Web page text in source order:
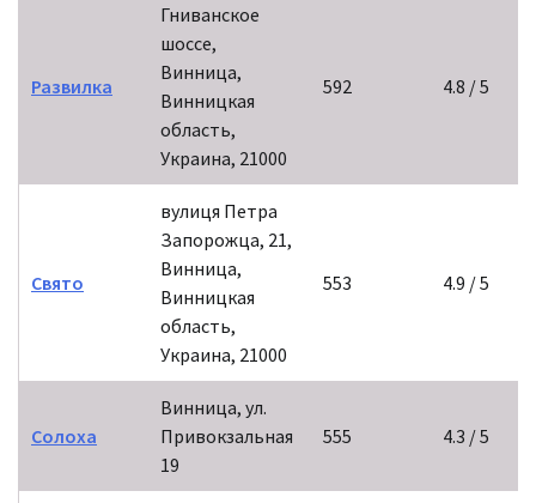
Развилка
Гниванское
шоссе,
Винница,
Винницкая
область,
Украина, 21000
592 4.8 / 5
Свято
вулиця Петра
Запорожца, 21,
Винница,
Винницкая
область,
Украина, 21000
553 4.9 / 5
Солоха
Винница, ул.
Привокзальная
19
555 4.3 / 5